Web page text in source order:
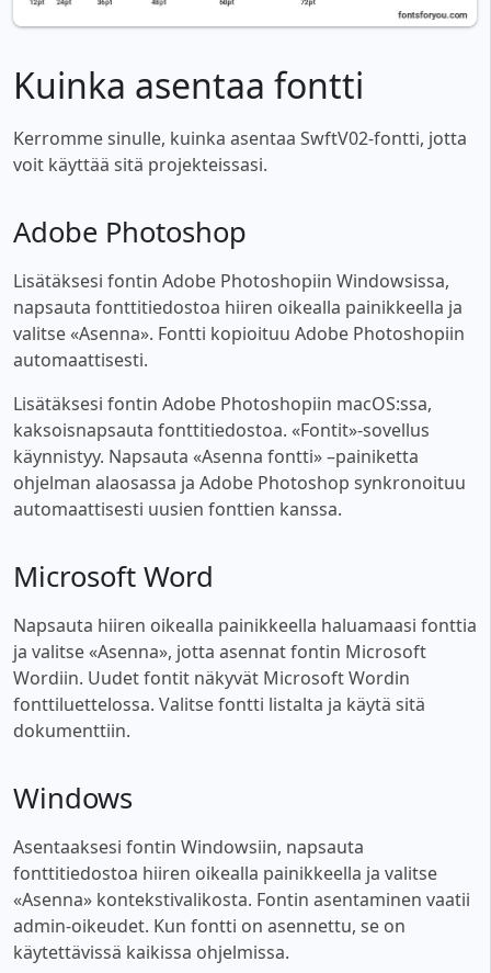
Kuinka asentaa fontti
Kerromme sinulle, kuinka asentaa SwftV02-fontti, jotta
voit käyttää sitä projekteissasi.
Adobe Photoshop
Lisätäksesi fontin Adobe Photoshopiin Windowsissa,
napsauta fonttitiedostoa hiiren oikealla painikkeella ja
valitse «Asenna». Fontti kopioituu Adobe Photoshopiin
automaattisesti.
Lisätäksesi fontin Adobe Photoshopiin macOS:ssa,
kaksoisnapsauta fonttitiedostoa. «Fontit»-sovellus
käynnistyy. Napsauta «Asenna fontti» –painiketta
ohjelman alaosassa ja Adobe Photoshop synkronoituu
automaattisesti uusien fonttien kanssa.
Microsoft Word
Napsauta hiiren oikealla painikkeella haluamaasi fonttia
ja valitse «Asenna», jotta asennat fontin Microsoft
Wordiin. Uudet fontit näkyvät Microsoft Wordin
fonttiluettelossa. Valitse fontti listalta ja käytä sitä
dokumenttiin.
Windows
Asentaaksesi fontin Windowsiin, napsauta
fonttitiedostoa hiiren oikealla painikkeella ja valitse
«Asenna» kontekstivalikosta. Fontin asentaminen vaatii
admin-oikeudet. Kun fontti on asennettu, se on
käytettävissä kaikissa ohjelmissa.